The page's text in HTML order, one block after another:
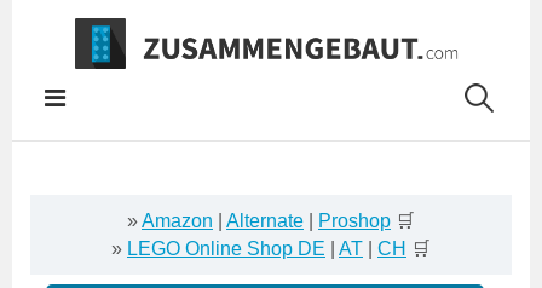
Springe
Inhalt
»Amazon Alternate Proshop 🛒
» LEGO Online Shop DE AT CH 🛒